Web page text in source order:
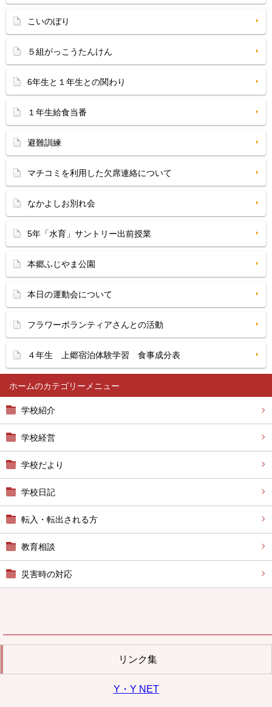
ホーム
学校紹介
学校経営
学校だより
学校日記
転入・転出される方
教育相談
災害時の対応
リンク集
Y・Y NET
こいのぼり
５組がっこうたんけん
6年生と１年生との関わり
１年生給食当番
避難訓練
マチコミを利用した欠席連絡について
なかよしお別れ会
5年「水育」サントリー出前授業
本郷ふじやま公園
本日の運動会について
フラワーボランティアさんとの活動
４年生 上郷宿泊体験学習 食事成分表